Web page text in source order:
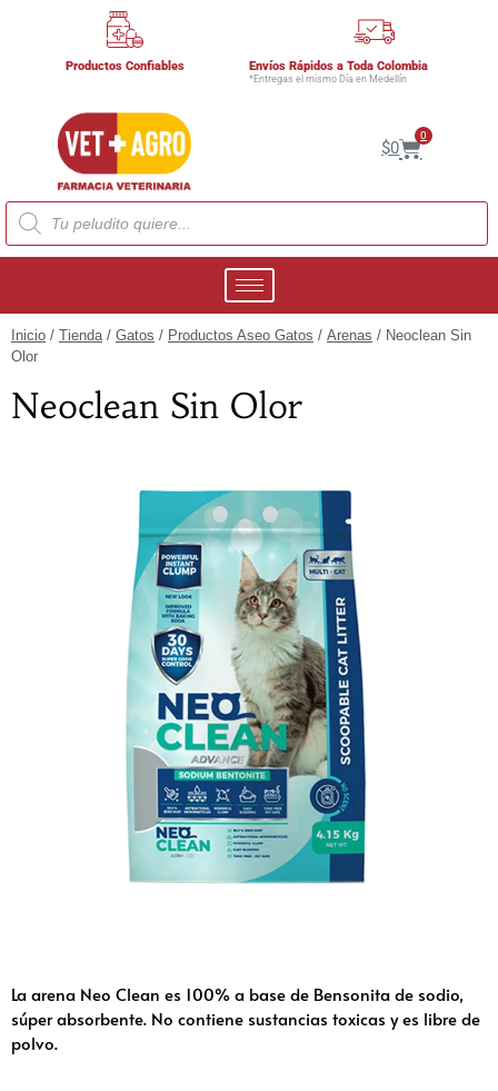
Productos Confiables Envíos Rápidos a Toda Colombia
*Entregas el mismo Día en Medellín
$0
0
Inicio / Tienda/ Gatos / Productos Aseo Gatos / Arenas / Neoclean Sin
Olor
Neoclean Sin Olor
La arena Neo Clean es 100% a base de Bensonita de sodio,
súper absorbente. No contiene sustancias toxicas y es libre de
polvo.